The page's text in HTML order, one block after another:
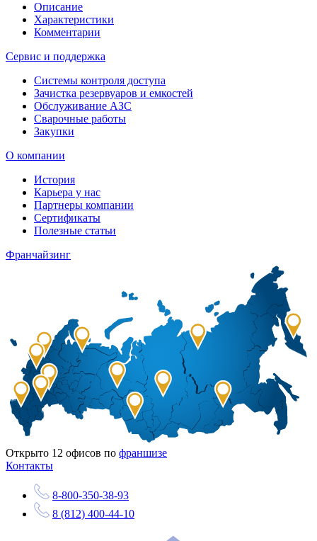
Описание
Характеристики
Комментарии
Сервис и поддержка
Системы контроля доступа
Зачистка резервуаров и емкостей
Обслуживание АЗС
Сварочные работы
Закупки
О компании
История
Карьера у нас
Партнеры компании
Сертификаты
Полезные статьи
Франчайзинг
Открыто 12 офисов по франшизе
Контакты
8-800-350-38-93
8 (812) 400-44-10